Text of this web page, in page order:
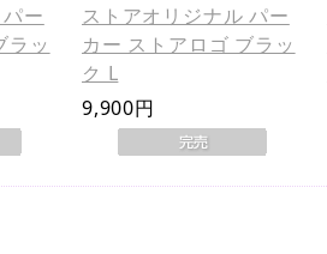
ー
ラッ
ストアオリジナル パー
カー ストアロゴ ブラッ
ク L
9,900円